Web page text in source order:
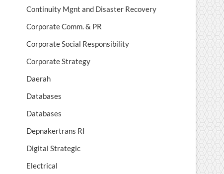
Continuity Mgnt and Disaster Recovery
Corporate Comm. & PR
Corporate Social Responsibility
Corporate Strategy
Daerah
Databases
Databases
Depnakertrans RI
Digital Strategic
Electrical